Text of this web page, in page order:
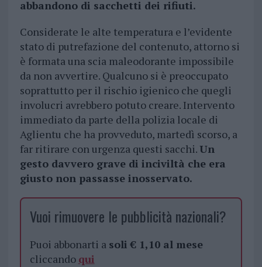
abbandono di sacchetti dei rifiuti.
Considerate le alte temperatura e l’evidente
stato di putrefazione del contenuto, attorno si
è formata una scia maleodorante impossibile
da non avvertire. Qualcuno si è preoccupato
soprattutto per il rischio igienico che quegli
involucri avrebbero potuto creare. Intervento
immediato da parte della polizia locale di
Aglientu che ha provveduto, martedì scorso, a
far ritirare con urgenza questi sacchi.Un
gesto davvero grave di inciviltà che era
giusto non passasse inosservato.
Vuoi rimuovere le pubblicità nazionali?
Puoi abbonarti a soli € 1,10 al mese
cliccando qui